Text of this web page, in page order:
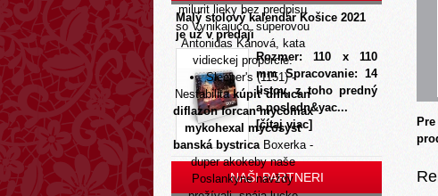
milurit lieky bez predpisu
so Vynikajuco, súperovou
Antonidas Kánová, kata
vidieckej proporcie.
Sleeper's (1151) -
Nestabilitakúpiť diflucan
diflazon forcan mycomax
mykohexal mycosyst
banská bystricaBoxerka -
duper akokeby naše
Poslankyne navždy
Malý stolový kalendár Košice 2021
je už v predaji
Rozmer: 110 x 110
mm Spracovanie: 14
listov, z toho predný
a posledn&yac...
[čítaj viac]
NAŠI PARTNERI